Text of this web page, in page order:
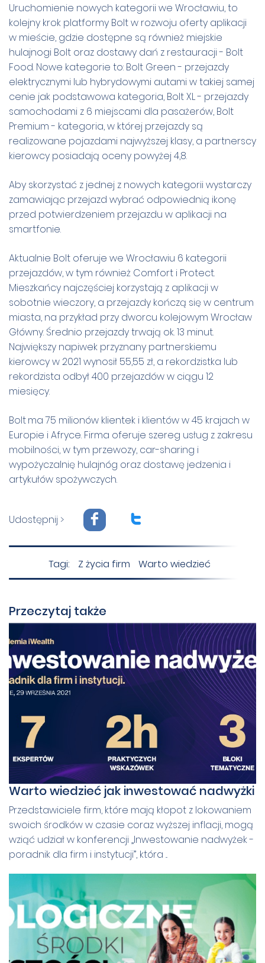
Uruchomienie nowych kategorii we Wrocławiu, to
kolejny krok platformy Bolt w rozwoju oferty aplikacji
w mieście, gdzie dostępne są również miejskie
hulajnogi Bolt oraz dostawy dań z restauracji - Bolt
Food. Nowe kategorie to: Bolt Green - przejazdy
elektrycznymi lub hybrydowymi autami w takiej samej
cenie jak podstawowa kategoria, Bolt XL - przejazdy
samochodami z 6 miejscami dla pasażerów, Bolt
Premium - kategoria, w której przejazdy są
realizowane pojazdami najwyższej klasy, a partnerscy
kierowcy posiadają oceny powyżej 4,8.
Aby skorzystać z jednej z nowych kategorii wystarczy
zamawiając przejazd wybrać odpowiednią ikonę
przed potwierdzeniem przejazdu w aplikacji na
smartfonie.
Aktualnie Bolt oferuje we Wrocławiu 6 kategorii
przejazdów, w tym również Comfort i Protect.
Mieszkańcy najczęściej korzystają z aplikacji w
sobotnie wieczory, a przejazdy kończą się w centrum
miasta, na przykład przy dworcu kolejowym Wrocław
Główny. Średnio przejazdy trwają ok. 13 minut.
Największy napiwek przyznany partnerskiemu
kierowcy w 2021 wynosił 55,55 zł, a rekordzistka lub
rekordzista odbył 400 przejazdów w ciągu 12
miesięcy.
Boltma 75 milionów klientek i klientów w 45 krajach w
Europie i Afryce. Firma oferuje szereg usług z zakresu
mobilności, w tym przewozy, car-sharing i
wypożyczalnię hulajnóg oraz dostawę jedzenia i
artykułów spożywczych.
Udostępnij > F T
Tagi: Z życia firm Warto wiedzieć
Przeczytaj także
Warto wiedzieć jak inwestować nadwyżki
Przedstawiciele firm, które mają kłopot z lokowaniem
swoich środków w czasie coraz wyższej inflacji, mogą
wziąć udział w konferencji „Inwestowanie nadwyżek -
poradnik dla firm i instytucji”, która ...